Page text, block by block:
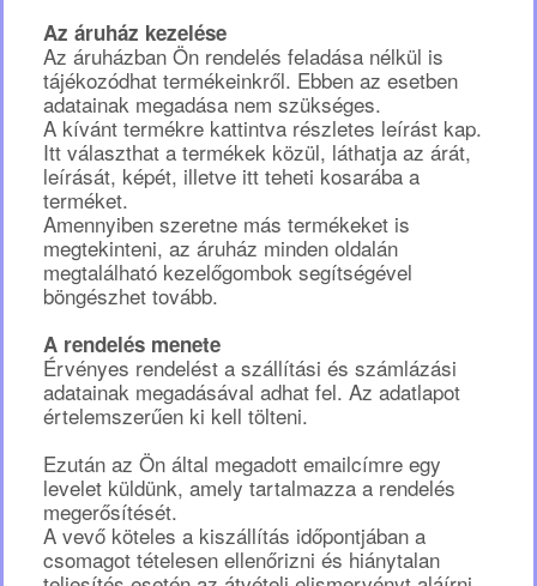
Az áruház kezelése
Az áruházban Ön rendelés feladása nélkül is
tájékozódhat termékeinkről. Ebben az esetben
adatainak megadása nem szükséges.
A kívánt termékre kattintva részletes leírást kap.
Itt választhat a termékek közül, láthatja az árát,
leírását, képét, illetve itt teheti kosarába a
terméket.
Amennyiben szeretne más termékeket is
megtekinteni, az áruház minden oldalán
megtalálható kezelőgombok segítségével
böngészhet tovább.
A rendelés menete
Érvényes rendelést a szállítási és számlázási
adatainak megadásával adhat fel. Az adatlapot
értelemszerűen ki kell tölteni.
Ezután az Ön által megadott emailcímre egy
levelet küldünk, amely tartalmazza a rendelés
megerősítését.
A vevő köteles a kiszállítás időpontjában a
csomagot tételesen ellenőrizni és hiánytalan